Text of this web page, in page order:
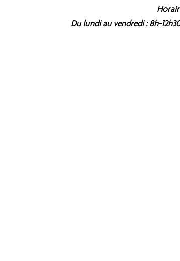
Du lundi au vendredi : 8h-